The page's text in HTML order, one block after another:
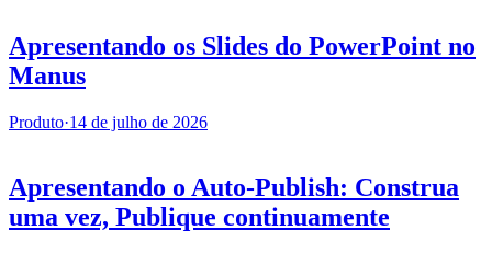
Apresentando os Slides do PowerPoint no
Manus
Produto·14 de julho de 2026
Apresentando o Auto-Publish: Construa
uma vez, Publique continuamente